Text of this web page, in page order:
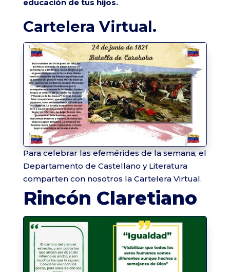
educación de tus hijos.
Cartelera Virtual.
Para celebrar las efemérides de la semana, el
Departamento de Castellano y Literatura
comparten con nosotros la Cartelera Virtual.
Rincón Claretiano